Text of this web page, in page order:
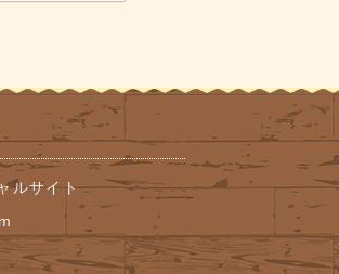
ルサイト